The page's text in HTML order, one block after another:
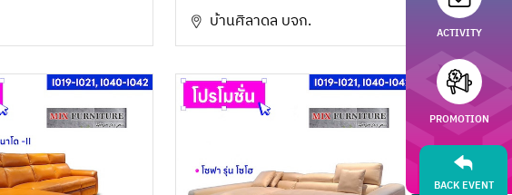
บ้านศิลาดล บจก.
BACK EVENT
ACTIVITY
PROMOTION